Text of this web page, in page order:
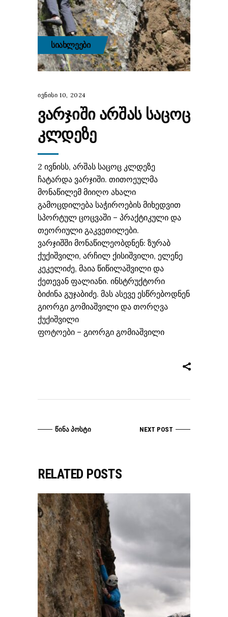
ᲡᲘᲐᲮᲚᲔᲔᲑᲘ
ივნისი 10, 2024
ᲕᲐᲠᲯᲘᲨᲘ ᲐᲠᲨᲐᲡ ᲡᲐᲪᲝᲪ
ᲙᲚᲓᲔᲖᲔ
2 ივნისს, არშას საცოც კლდეზე
ჩატარდა ვარჯიში. თითოეულმა
მონაწილემ მიიღო ახალი
გამოცდილება საჭიროების მიხედვით
სპორტულ ცოცვაში – პრაქტიკული და
თეორიული გაკვეთილები.
ვარჯიშში მონაწილეობდნენ: ზურაბ
ქუქიშვილი, არჩილ ქისიშვილი, ელენე
კეკელიძე, მაია წიწილაშვილი და
ქეთევან ფალიანი. ინსტრუქტორი
ბიძინა გუჯაბიძე. მას ასევე ესწრებოდნენ
გიორგი გომიაშვილი და თორღვა
ქუქიშვილი
ფოტოები – გიორგი გომიაშვილი
ᲬᲘᲜᲐ ᲞᲝᲡᲢᲘ NEXT POST
RELATED POSTS